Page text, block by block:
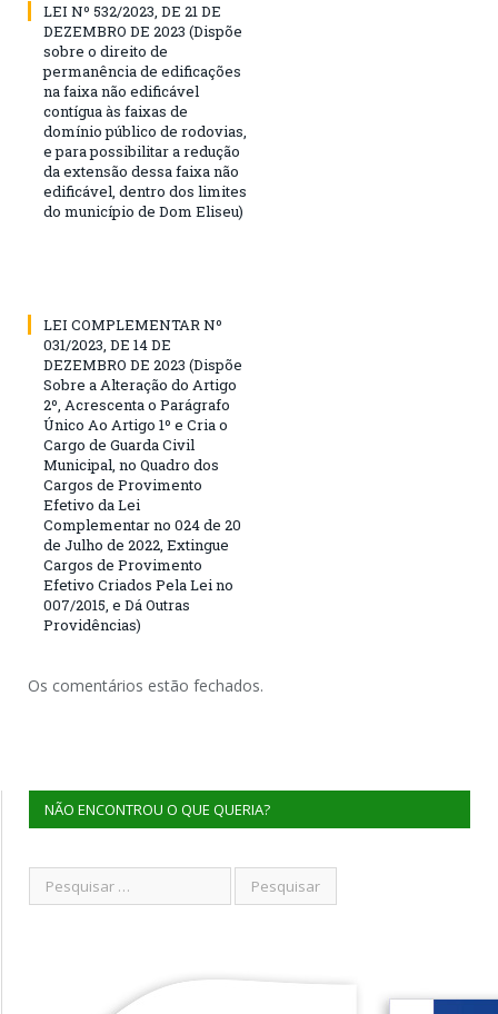
LEI Nº 532/2023, DE 21 DE
DEZEMBRO DE 2023 (Dispõe
sobre o direito de
permanência de edificações
na faixa não edificável
contígua às faixas de
domínio público de rodovias,
e para possibilitar a redução
da extensão dessa faixa não
edificável, dentro dos limites
do município de Dom Eliseu)
LEI COMPLEMENTAR Nº
031/2023, DE 14 DE
DEZEMBRO DE 2023 (Dispõe
Sobre a Alteração do Artigo
2º, Acrescenta o Parágrafo
Único Ao Artigo 1º e Cria o
Cargo de Guarda Civil
Municipal, no Quadro dos
Cargos de Provimento
Efetivo da Lei
Complementar no 024 de 20
de Julho de 2022, Extingue
Cargos de Provimento
Efetivo Criados Pela Lei no
007/2015, e Dá Outras
Providências)
Os comentários estão fechados.
NÃO ENCONTROU O QUE QUERIA?